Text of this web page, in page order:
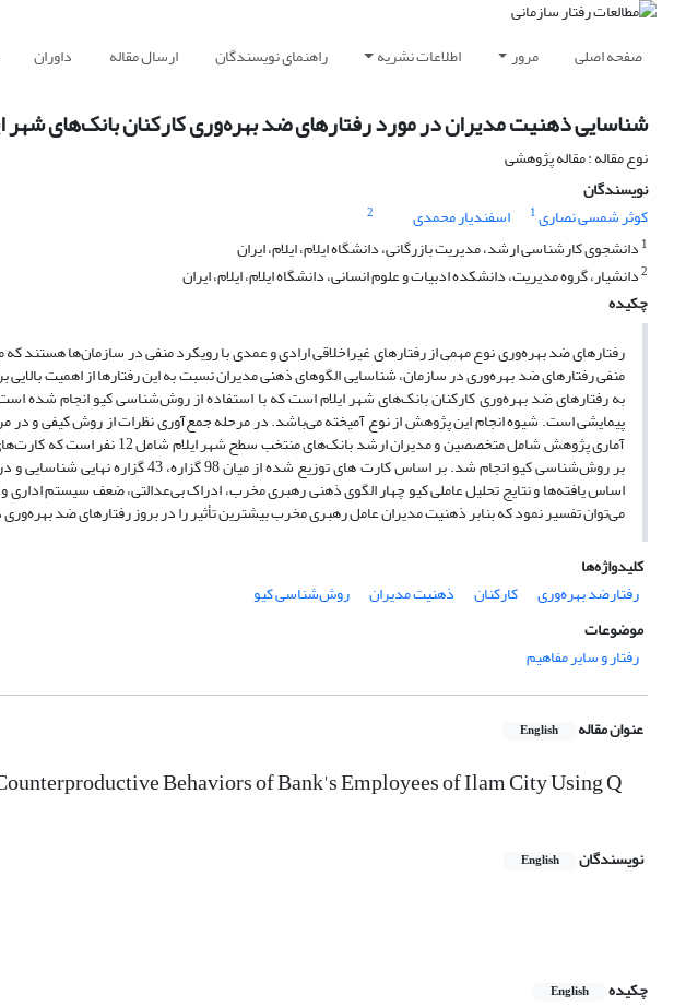
صفحه اصلی مرور اطلاعات نشریه راهنمای نویسندگان ارسال مقاله داوران
شناسایی ذهنیت مدیران در مورد رفتارهای ضد بهره‌وری کارکنان بانک‌های
نوع مقاله : مقاله پژوهشی
نویسندگان
کوثر شمسی نصاری1 اسفندیار محمدی
2
1 دانشجوی کارشناسی ارشد، مدیریت بازرگانی، دانشگاه ایلام، ایلام، ایران
2دانشیار، گروه مدیریت، دانشکده ادبیات و علوم انسانی، دانشگاه ایلام، ایلام، ایران
چکیده
رفتارهای ضد بهره‌وری نوع مهمی از رفتارهای غیراخلاقی ارادی و عمدی با رویکرد منفی در سازمان‌ها هستند
منفی رفتارهای ضد‌ بهره‌وری در سازمان، شناسایی الگوهای ذهنی مدیران نسبت به این رفتارها از اهمیت
به رفتارهای ضد بهره‌وری کارکنان بانک‌های شهر ایلام است که با استفاده از روش‌شناسی کیو انجام
پیمایشی است. شیوه انجام این پژوهش از نوع آمیخته می‌باشد. در مرحله جمع‌آوری نظرات از روش کیفی و
آماری پژوهش شامل متخصصین و
بر روش‌شناسی کیو انجام شد. بر اساس کارت
اساس یافته‌ها و نتایج تحلیل عاملی کیو چهار الگوی ذهنی رهبری مخرب، ادراک بی‌عدالتی، ضعف سیستم
می‌توان تفسیر نمود که بنابر ذهنیت مدیران عامل رهبری مخرب بیشترین تأثیر را در بروز رفتارهای ضد بهره‌وری
کلیدواژه‌ها
رفتارضد بهره‌وری
کارکنان ذهنیت مدیران
روش‌شناسی‌ کیو
موضوعات
رفتار و سایر مفاهیم
عنوان مقاله English
Behaviors of Bank's Employees of Ilam City Using Q
نویسندگان English
چکیده
English